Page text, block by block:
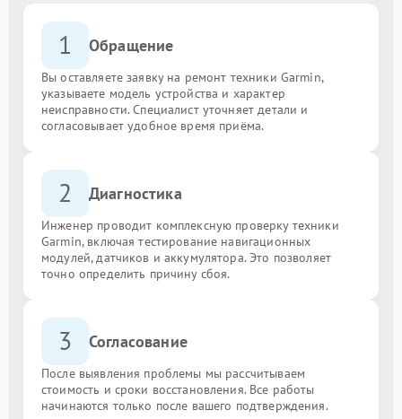
1 Обращение
Вы оставляете заявку на ремонт техники Garmin,
указываете модель устройства и характер
неисправности. Специалист уточняет детали и
согласовывает удобное время приёма.
2 Диагностика
Инженер проводит комплексную проверку техники
Garmin, включая тестирование навигационных
модулей, датчиков и аккумулятора. Это позволяет
точно определить причину сбоя.
3 Согласование
После выявления проблемы мы рассчитываем
стоимость и сроки восстановления. Все работы
начинаются только после вашего подтверждения.